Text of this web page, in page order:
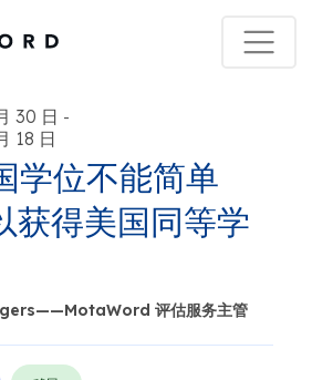
30 日 -
18 日
学位不能简单
获得美国同等学
评估服务主管